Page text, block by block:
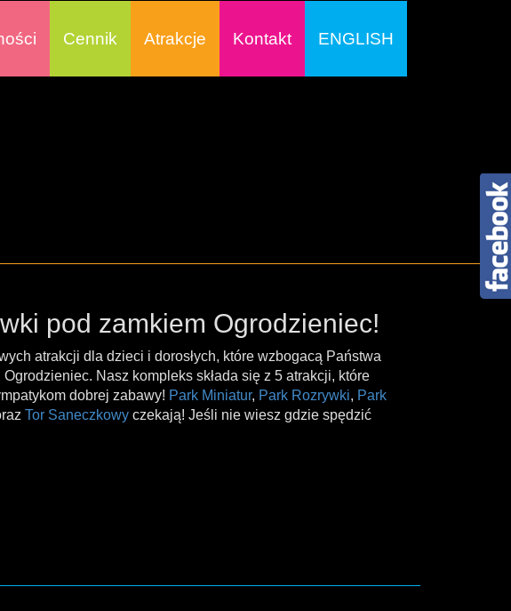
Cennik Atrakcje Kontakt ENGLISH
pod zamkiem Ogrodzieniec!
atrakcji dla dzieci i dorosłych, które wzbogacą Państwa
Nasz kompleks składa się z 5 atrakcji, które
dobrej zabawy! Park Miniatur, Park Rozrywki, Park
Tor Saneczkowy czekają! Jeśli nie wiesz gdzie spędzić